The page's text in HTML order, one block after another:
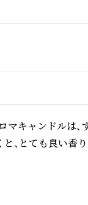
キャンドル
も良い